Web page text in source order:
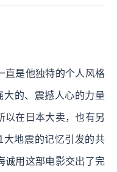
直是他独特的个人风格
大的、震撼人心的力量
以在日本大卖，也有另
大地震的记忆引发的共
诚用这部电影交出了完